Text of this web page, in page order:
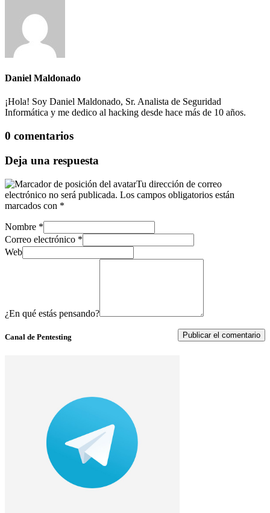
Daniel Maldonado
¡Hola! Soy Daniel Maldonado, Sr. Analista de Seguridad
Informática y me dedico al hacking desde hace más de 10 años.
0 comentarios
Deja una respuesta
Tu dirección de correo
electrónico no será publicada. Los campos obligatorios están
marcados con *
Nombre *
Correo electrónico *
Web
¿En qué estás pensando?
Canal de Pentesting